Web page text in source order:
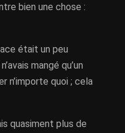
bien une chose :
était un peu
mangé qu’un
n’importe quoi ; cela
quasiment plus de